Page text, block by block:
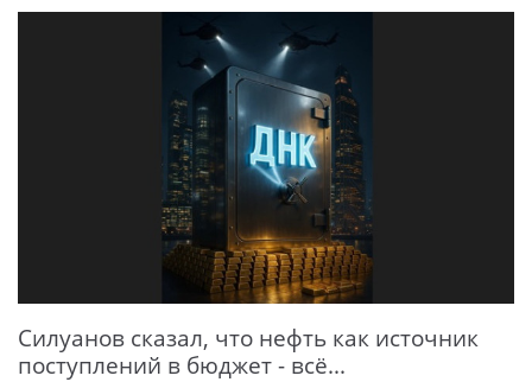
Силуанов сказал, что нефть как источник
поступлений в бюджет - всё...